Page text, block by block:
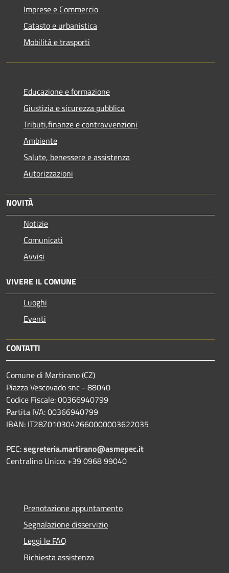
Imprese e Commercio
Catasto e urbanistica
Mobilità e trasporti
Educazione e formazione
Giustizia e sicurezza pubblica
Tributi,finanze e contravvenzioni
Ambiente
Salute, benessere e assistenza
Autorizzazioni
NOVITÀ
Notizie
Comunicati
Avvisi
VIVERE IL COMUNE
Luoghi
Eventi
CONTATTI
Comune di Martirano (CZ)
Piazza Vescovado snc - 88040
Codice Fiscale: 00366940799
Partita IVA: 00366940799
IBAN: IT28Z0103042660000003622035
PEC:segreteria.martirano@asmepec.it
Centralino Unico: +39 0968 99040
Prenotazione appuntamento
Segnalazione disservizio
Leggi le FAQ
Richiesta assistenza